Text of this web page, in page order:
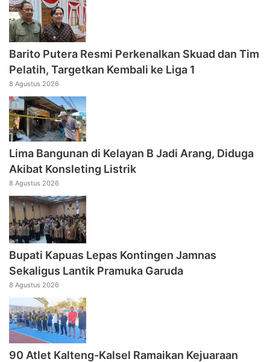
Barito Putera Resmi Perkenalkan Skuad dan Tim
Pelatih, Targetkan Kembali ke Liga 1
8 Agustus 2026
Lima Bangunan di Kelayan B Jadi Arang, Diduga
Akibat Konsleting Listrik
8 Agustus 2026
Bupati Kapuas Lepas Kontingen Jamnas
Sekaligus Lantik Pramuka Garuda
8 Agustus 2026
90 Atlet Kalteng-Kalsel Ramaikan Kejuaraan